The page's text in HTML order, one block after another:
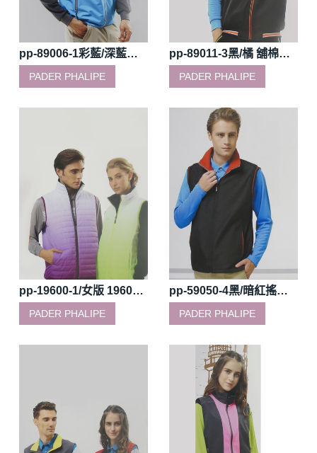
pp-89006-1彩藍/深藍絲光絨內裡背心(雙面)
PADER PHALIPE
pp-89011-3黑/橘 舖棉雙面穿背心
PADER PHALIPE
pp-19600-1/女版 19601-1螢光綠/丈青/19600-2/女版19601-2紫/深灰科技棉雙面背心
PADER PHALIPE
pp-59050-4黑/暗紅搖粒雙面穿背心
PADER PHALIPE